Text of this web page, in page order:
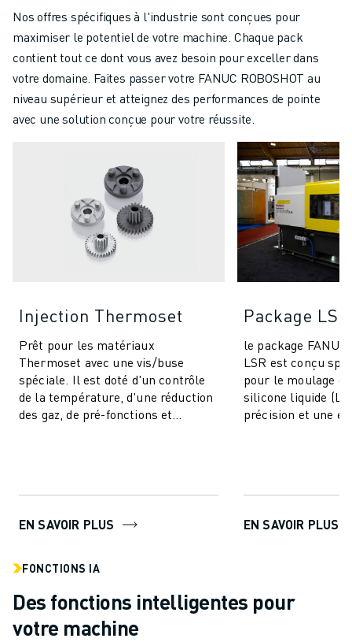
Nos offres spécifiques à l'industrie sont conçues pour
maximiser le potentiel de votre machine. Chaque pack
contient tout ce dont vous avez besoin pour exceller dans
votre domaine. Faites passer votre FANUC ROBOSHOT au
niveau supérieur et atteignez des performances de pointe
avec une solution conçue pour votre réussite.
Injection Thermoset
Prêt pour les matériaux
Thermoset avec une vis/buse
spéciale. Il est doté d'un contrôle
de la température, d'une réduction
des gaz, de pré-fonctions et
EN SAVOIR PLUS
Package LSR
le package FANUC
LSR est conçu
pour le moulage
silicone liquide
précision et une
EN SAVOIR PLUS
FONCTIONS IA
Des fonctions intelligentes pour
votre machine